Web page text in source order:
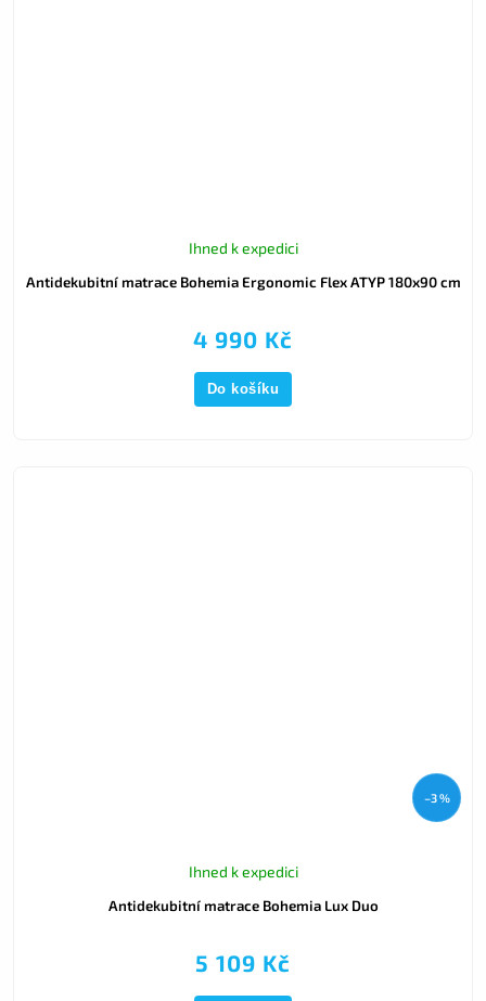
Antidekubitní matrace Bohemia Ergonomic Flex ATYP 180x90 cm
Ihned k expedici
4 990 Kč
Do košíku
–3 %
Antidekubitní matrace Bohemia Lux Duo
Ihned k expedici
5 109 Kč